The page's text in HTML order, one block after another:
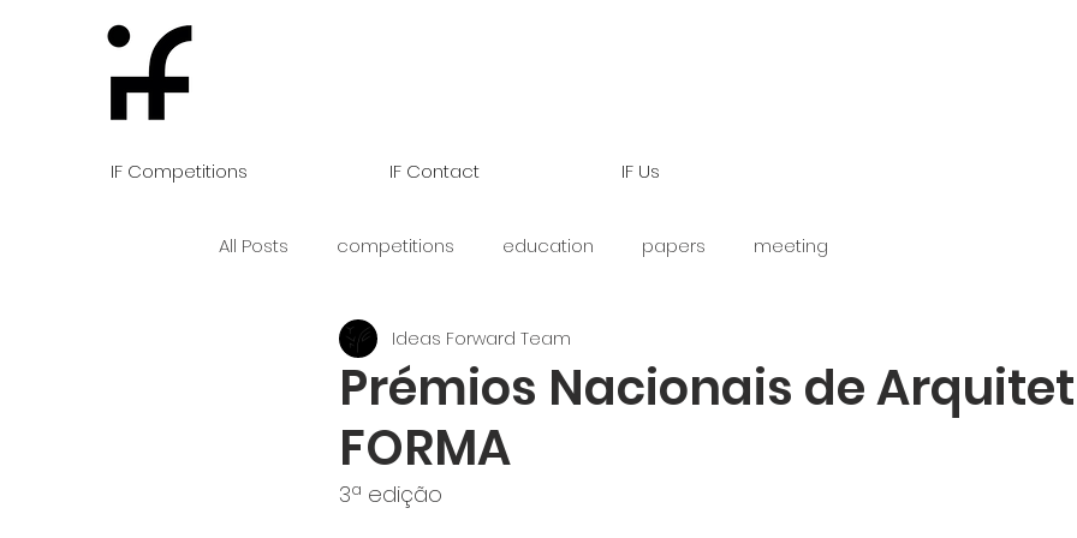
IF Competitions IF Contact IF Us
All Posts competitions education papers meeting
Prémios Nacionais de
FORMA
Ideas Forward Team
3ª edição